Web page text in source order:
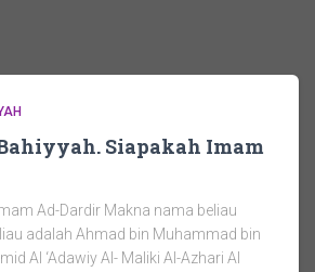
Siapakah Imam
Ad-Dardir Makna nama beliau
adalah Ahmad bin Muhammad bin
Al ‘Adawiy Al- Maliki Al-Azhari Al